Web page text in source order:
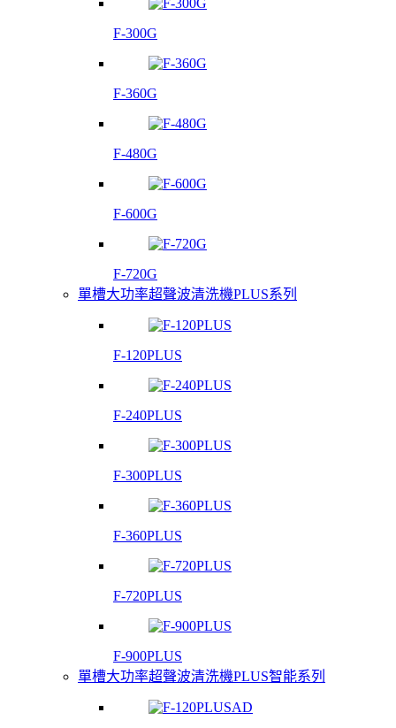
F-300G
F-360G
F-480G
F-600G
F-720G
單槽大功率超聲波清洗機PLUS系列
F-120PLUS
F-240PLUS
F-300PLUS
F-360PLUS
F-720PLUS
F-900PLUS
單槽大功率超聲波清洗機PLUS智能系列